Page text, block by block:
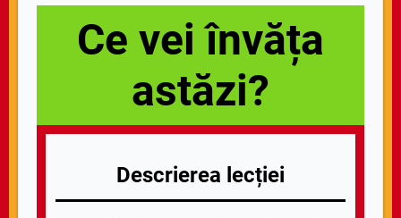
Ce vei învăța
astăzi?
Descrierea lecției